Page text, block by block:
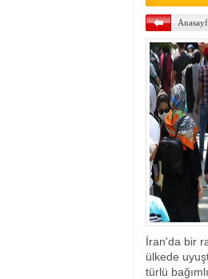
İran'da bir
ülkede
türlü